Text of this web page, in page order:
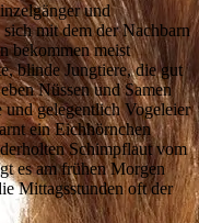
und
mit dem der Nachbarn
bekommen meist
blinde Jungtiere, die gut
Nüssen und Samen
und gelegentlich Vogeleier
ein Eichhörnchen
Schimpflaut vom
es am frühen Morgen
Mittagsstunden oft der